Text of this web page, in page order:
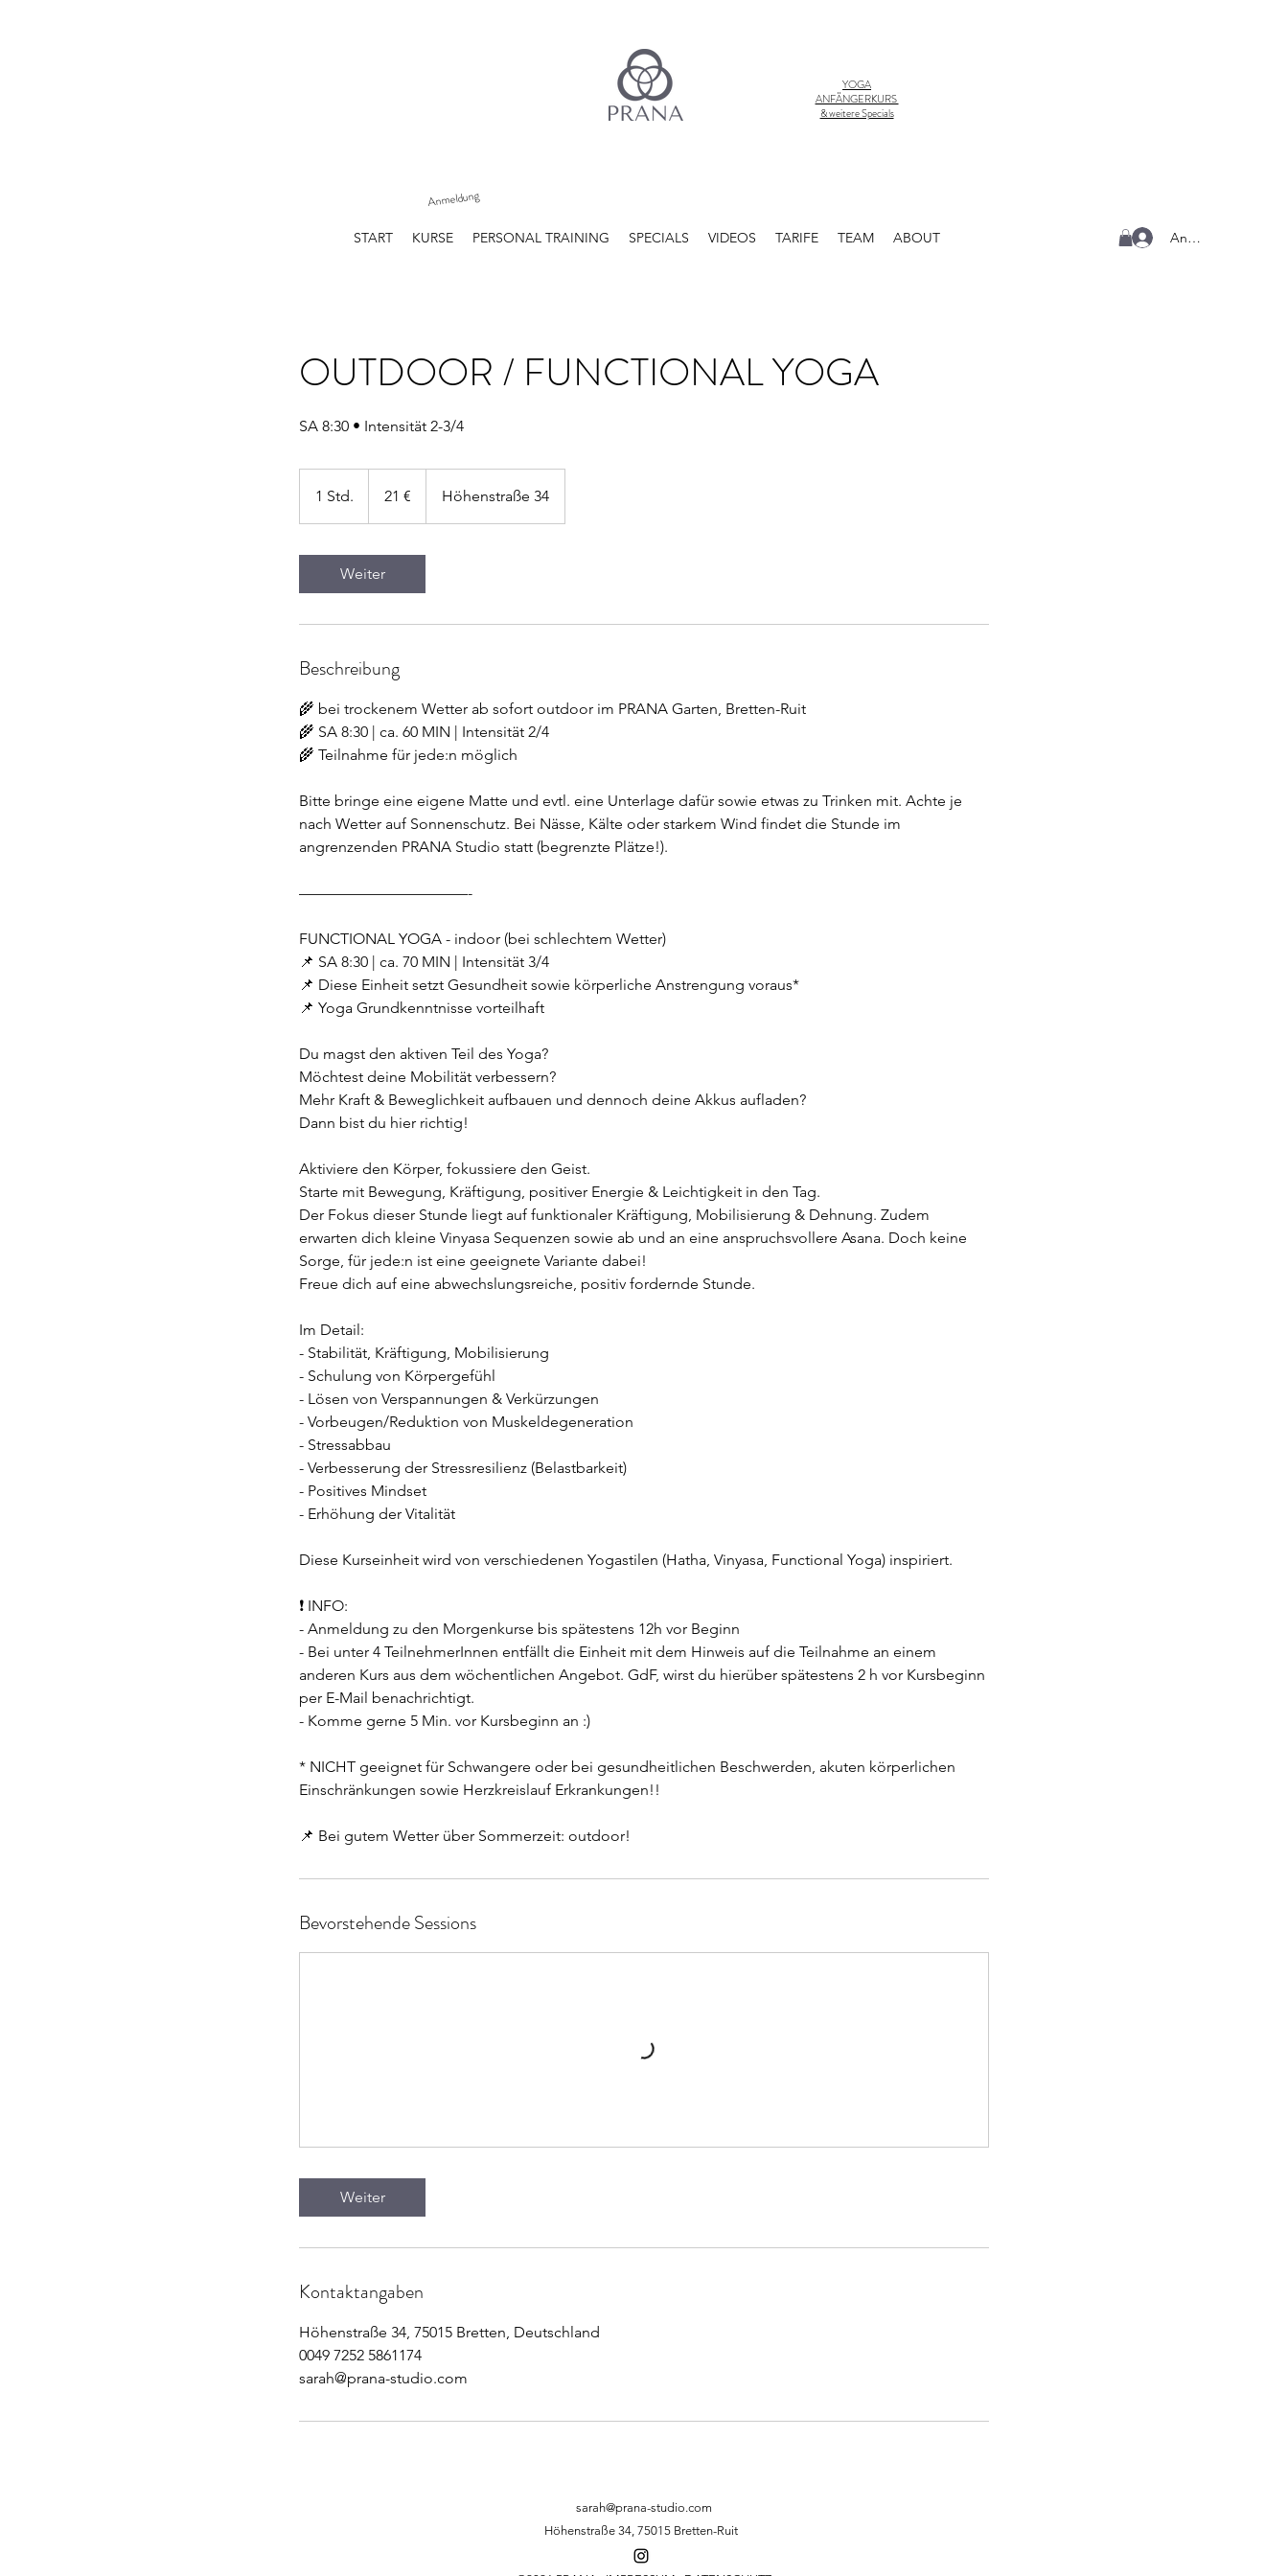
YOGA
ANFÄNGERKURS
& weitere Specials
START KURSE PERSONAL TRAINING SPECIALS VIDEOS TARIFE TEAM ABOUT Anmelden
Anmeldung
OUTDOOR / FUNCTIONAL YOGA
SA 8:30 • Intensität 2-3/4
1 Std.
S
d
21 € Höhenstraße 34
Weiter
Beschreibung
🌾 bei trockenem Wetter ab sofort outdoor im PRANA Garten, Bretten-Ruit
🌾 SA 8:30 | ca. 60 MIN | Intensität 2/4
🌾 Teilnahme für jede:n möglich
Bitte bringe eine eigene Matte und evtl. eine Unterlage dafür sowie etwas zu Trinken mit. Achte je
nach Wetter auf Sonnenschutz. Bei Nässe, Kälte oder starkem Wind findet die Stunde im
angrenzenden PRANA Studio statt (begrenzte Plätze!).
———————————-
FUNCTIONAL YOGA - indoor (bei schlechtem Wetter)
📌 SA 8:30 | ca. 70 MIN | Intensität 3/4
📌 Diese Einheit setzt Gesundheit sowie körperliche Anstrengung voraus*
📌 Yoga Grundkenntnisse vorteilhaft
Du magst den aktiven Teil des Yoga?
Möchtest deine Mobilität verbessern?
Mehr Kraft & Beweglichkeit aufbauen und dennoch deine Akkus aufladen?
Dann bist du hier richtig!
Aktiviere den Körper, fokussiere den Geist.
Starte mit Bewegung, Kräftigung, positiver Energie & Leichtigkeit in den Tag.
Der Fokus dieser Stunde liegt auf funktionaler Kräftigung, Mobilisierung & Dehnung. Zudem
erwarten dich kleine Vinyasa Sequenzen sowie ab und an eine anspruchsvollere Asana. Doch keine
Sorge, für jede:n ist eine geeignete Variante dabei!
Freue dich auf eine abwechslungsreiche, positiv fordernde Stunde.
Im Detail:
- Stabilität, Kräftigung, Mobilisierung
- Schulung von Körpergefühl
- Lösen von Verspannungen & Verkürzungen
- Vorbeugen/Reduktion von Muskeldegeneration
- Stressabbau
- Verbesserung der Stressresilienz (Belastbarkeit)
- Positives Mindset
- Erhöhung der Vitalität
Diese Kurseinheit wird von verschiedenen Yogastilen (Hatha, Vinyasa, Functional Yoga) inspiriert.
❗️ INFO:
- Anmeldung zu den Morgenkurse bis spätestens 12h vor Beginn
- Bei unter 4 TeilnehmerInnen entfällt die Einheit mit dem Hinweis auf die Teilnahme an einem
anderen Kurs aus dem wöchentlichen Angebot. GdF, wirst du hierüber spätestens 2 h vor Kursbeginn
per E-Mail benachrichtigt.
- Komme gerne 5 Min. vor Kursbeginn an :)
* NICHT geeignet für Schwangere oder bei gesundheitlichen Beschwerden, akuten körperlichen
Einschränkungen sowie Herzkreislauf Erkrankungen!!
📌 Bei gutem Wetter über Sommerzeit: outdoor!
Bevorstehende Sessions
Weiter
Kontaktangaben
Höhenstraße 34, 75015 Bretten, Deutschland
0049 7252 5861174
sarah@prana-studio.com
sarah@prana-studio.com
Höhenstraße 34, 75015 Bretten-Ruit